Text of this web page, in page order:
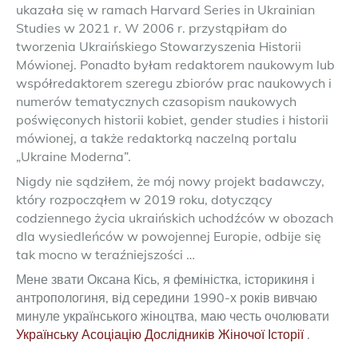
ukazała się w ramach Harvard Series in Ukrainian
Studies w 2021 r. W 2006 r. przystąpiłam do
tworzenia Ukraińskiego Stowarzyszenia Historii
Mówionej. Ponadto byłam redaktorem naukowym lub
współredaktorem szeregu zbiorów prac naukowych i
numerów tematycznych czasopism naukowych
poświęconych historii kobiet, gender studies i historii
mówionej, a także redaktorką naczelną portalu
„Ukraine Moderna”.
Nigdy nie sądziłem, że mój nowy projekt badawczy,
który rozpocząłem w 2019 roku, dotyczący
codziennego życia ukraińskich uchodźców w obozach
dla wysiedleńców w powojennej Europie, odbije się
tak mocno w teraźniejszości …
Мене звати Оксана Кісь, я феміністка, історикиня і
антропологиня, від середини 1990-х років вивчаю
минуле українського жіноцтва, маю честь очолювати
Українську Асоціацію Дослідників Жіночої Історії.